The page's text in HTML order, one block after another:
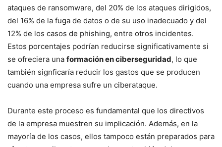
ataques de ransomware, del 20% de los ataques dirigidos,
del 16% de la fuga de datos o de su uso inadecuado y del
12% de los casos de phishing, entre otros incidentes.
Estos porcentajes podrían reducirse significativamente si
se ofreciera una formación en ciberseguridad, lo que
también signficaría reducir los gastos que se producen
cuando una empresa sufre un ciberataque.
Durante este proceso es fundamental que los directivos
de la empresa muestren su implicación. Además, en la
mayoría de los casos, ellos tampoco están preparados para